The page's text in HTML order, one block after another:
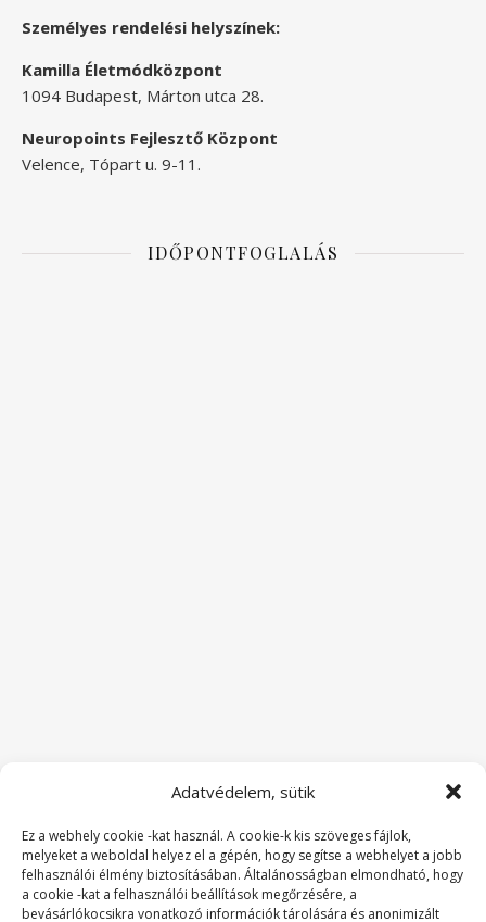
Adatvédelem, sütik
Ez a webhely cookie -kat használ. A cookie-k kis szöveges fájlok,
melyeket a weboldal helyez el a gépén, hogy segítse a webhelyet a jobb
felhasználói élmény biztosításában. Általánosságban elmondható, hogy
a cookie -kat a felhasználói beállítások megőrzésére, a
bevásárlókocsikra vonatkozó információk tárolására és anonimizált
Személyes rendelési helyszínek:
Kamilla Életmódközpont
1094 Budapest, Márton utca 28.
Neuropoints Fejlesztő Központ
Velence, Tópart u. 9-11.
IDŐPONTFOGLALÁS